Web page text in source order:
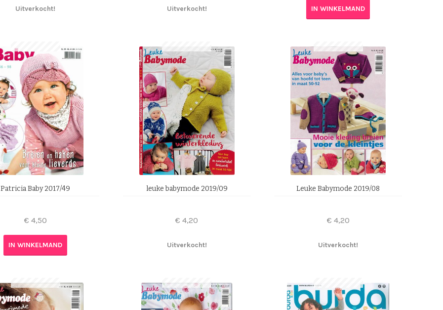
Uitverkocht! Uitverkocht! IN WINKELMAND
Patricia Baby 2017/49
€ 4,50
IN WINKELMAND
leuke babymode 2019/09
€ 4,20
Uitverkocht!
Leuke Babymode 2019/08
€ 4,20
Uitverkocht!